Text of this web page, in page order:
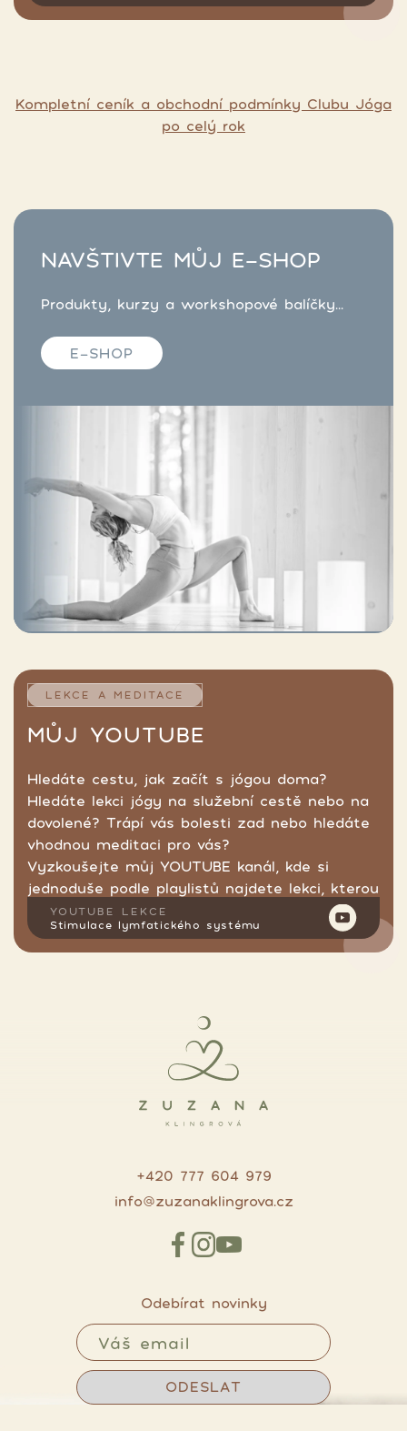
Kompletní ceník a obchodní podmínky Clubu Jóga
po celý rok
NAVŠTIVTE MŮJ E-SHOP
Produkty, kurzy a workshopové balíčky...
E-SHOP
LEKCE A MEDITACE
MŮJ YOUTUBE
Hledáte cestu, jak začít s jógou doma?
Hledáte lekci jógy na služební cestě nebo na
dovolené? Trápí vás bolesti zad nebo hledáte
vhodnou meditaci pro vás?
Vyzkoušejte můj YOUTUBE kanál, kde si
jednoduše podle playlistů najdete lekci, kterou
hledáte.
YOUTUBE LEKCE
Stimulace lymfatického systému
+420 777 604 979
info@zuzanaklingrova.cz
Odebírat novinky
ODESLAT